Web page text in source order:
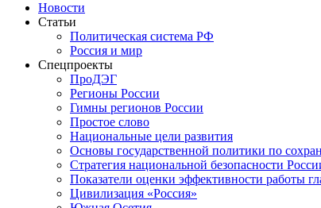
Новости
Статьи
Политическая система РФ
Россия и мир
Спецпроекты
ПроДЭГ
Регионы России
Гимны регионов России
Простое слово
Национальные цели развития
Основы государственной политики по
Стратегия национальной безопасности
Показатели оценки эффективности работы
Цивилизация «Россия»